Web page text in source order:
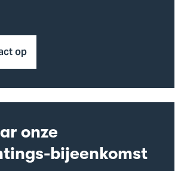
op
onze
bijeenkomst